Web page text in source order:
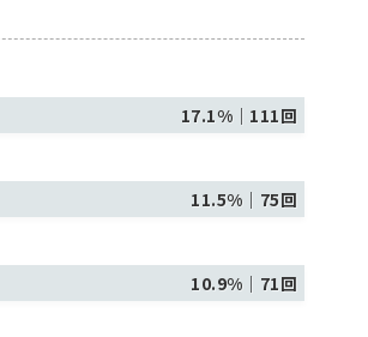
17.1%｜111回
11.5%｜75回
10.9%｜71回